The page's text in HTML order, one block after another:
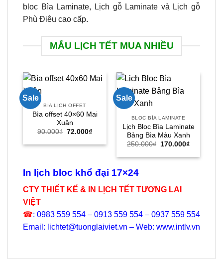
bloc Bìa Laminate, Lịch gỗ Laminate và Lịch gỗ
Phù Điêu cao cấp.
MẪU LỊCH TẾT MUA NHIỀU
Sale
BÌA LỊCH OFFET
Bìa offset 40×60 Mai
Xuân
90.000₫ Giá
là:
72.000₫Giá
tại
72.000₫.
Sale
BLOC BÌA LAMINATE
Lịch Bloc Bìa Laminate
Bảng Bìa Màu Xanh
250.000₫
Giá
là:
170.000₫Giá
tại
In lịch bloc khổ đại 17×24
CTY THIẾT KẾ & IN LỊCH TẾT TƯƠNG LAI
VIỆT
☎: 0983 559 554 – 0913 559 554 – 0937 559 554
Email: lichtet@tuonglaiviet.vn – Web: www.intlv.vn